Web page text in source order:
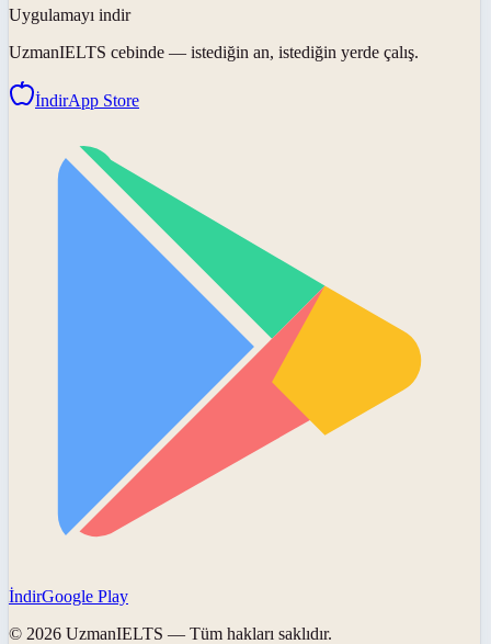
Uygulamayı indir
UzmanIELTS cebinde — istediğin an, istediğin yerde çalış.
İndirApp Store
İndirGoogle Play
© 2026 UzmanIELTS — Tüm hakları saklıdır.